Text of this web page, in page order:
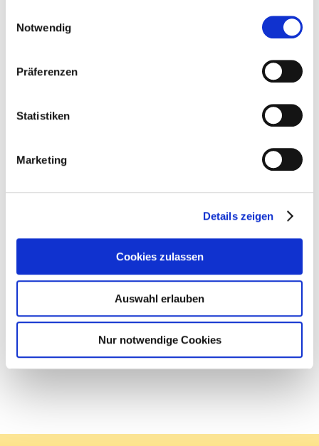
Notwendig
Präferenzen
Statistiken
Marketing
Details zeigen
Cookies zulassen
Auswahl erlauben
Nur notwendige Cookies